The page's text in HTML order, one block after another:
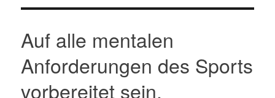
Auf alle mentalen
Anforderungen des Sports
vorbereitet sein.